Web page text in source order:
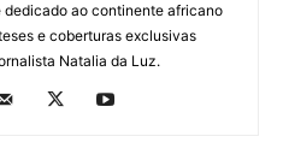
dedicado ao continente africano
e coberturas exclusivas
Natalia da Luz.